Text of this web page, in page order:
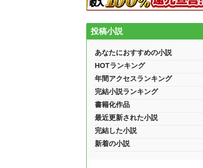
投稿小説
あなたにおすすめの小説
HOTランキング
年間アクセスランキング
完結小説ランキング
書籍化作品
最近更新された小説
完結した小説
新着の小説